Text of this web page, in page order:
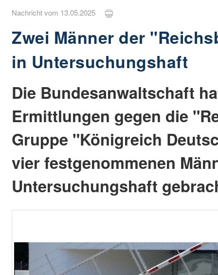
Nachricht vom 13.05.2025
Zwei Männer der
in Untersuchungshaft
Die Bundesanwaltschaft
Ermittlungen gegen die
Gruppe "Königreich
vier festgenommenen
Untersuchungshaft